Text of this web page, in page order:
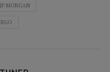
JP MORGAN